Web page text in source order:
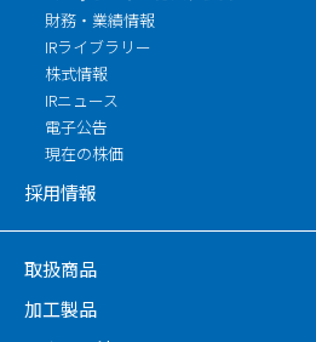
財務・業績情報
IRライブラリー
株式情報
IRニュース
電子公告
現在の株価
採用情報
取扱商品
加工製品